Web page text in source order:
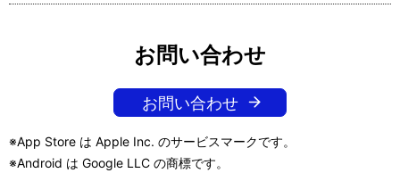
お問い合わせ
お問い合わせ
※App Store は Apple Inc. のサービスマークです。
※Android は Google LLC の商標です。